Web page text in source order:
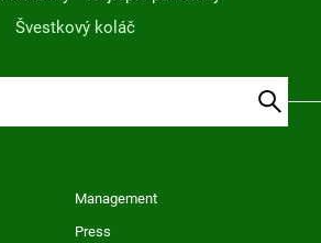
Švestkový koláč
Management
Press